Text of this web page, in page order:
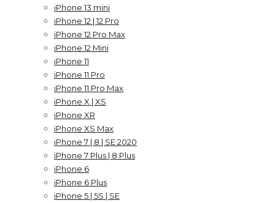
iPhone 13 mini
iPhone 12 | 12 Pro
iPhone 12 Pro Max
iPhone 12 Mini
iPhone 11
iPhone 11 Pro
iPhone 11 Pro Max
iPhone X | XS
iPhone XR
iPhone XS Max
iPhone 7 | 8 | SE 2020
iPhone 7 Plus | 8 Plus
iPhone 6
iPhone 6 Plus
iPhone 5 | 5S | SE